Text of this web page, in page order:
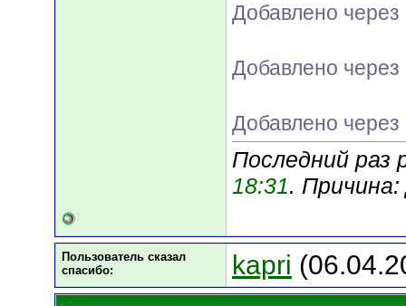
Добавлено
Добавлено
Добавлено
Последний
18:31.
Пользователь сказал
cпасибо:
kapri